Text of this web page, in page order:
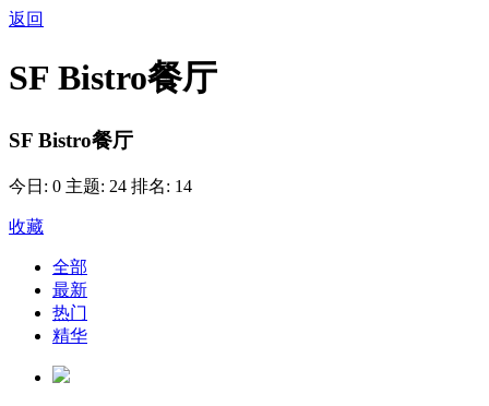
返回
SF Bistro餐厅
SF Bistro餐厅
今日: 0 主题: 24 排名: 14
收藏
全部
最新
热门
精华